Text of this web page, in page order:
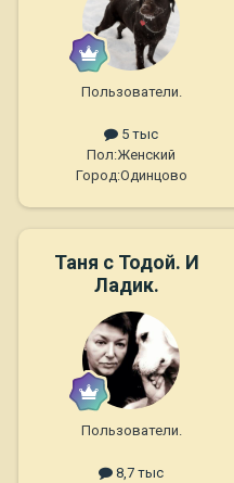
Пользователи.
5 тыс
Пол:Женский
Город:Одинцово
Таня с Тодой. И
Ладик.
Пользователи.
8,7 тыс